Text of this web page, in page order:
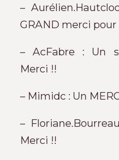
–
GRAND merci
– AcFabre : Un
Merci !!
– Mimidc : Un
–
Merci !!